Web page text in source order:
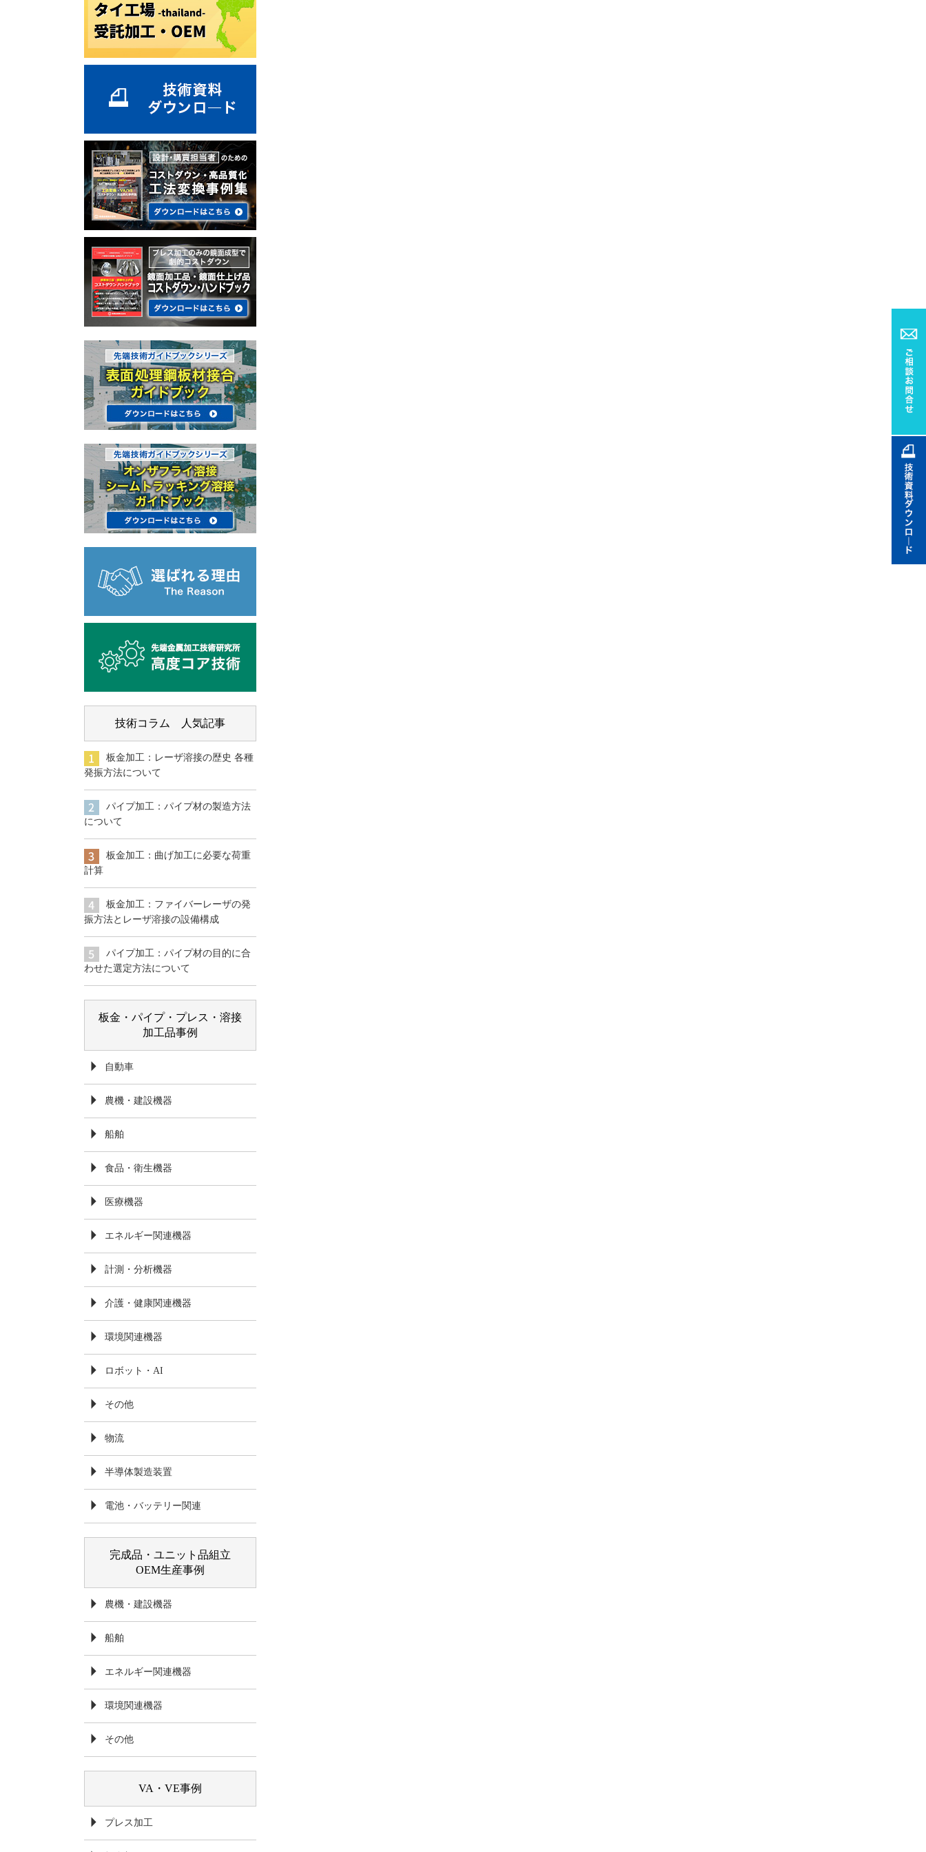
技術コラム 人気記事
板金加工：レーザ溶接の歴史 各種
発振方法について
パイプ加工：パイプ材の製造方法
について
板金加工：曲げ加工に必要な荷重
計算
板金加工：ファイバーレーザの発
振方法とレーザ溶接の設備構成
パイプ加工：パイプ材の目的に合
わせた選定方法について
板金・パイプ・プレス・溶接
加工品事例
自動車
農機・建設機器
船舶
食品・衛生機器
医療機器
エネルギー関連機器
計測・分析機器
介護・健康関連機器
環境関連機器
ロボット・AI
その他
物流
半導体製造装置
電池・バッテリー関連
完成品・ユニット品組立
OEM生産事例
農機・建設機器
船舶
エネルギー関連機器
環境関連機器
その他
VA・VE事例
プレス加工